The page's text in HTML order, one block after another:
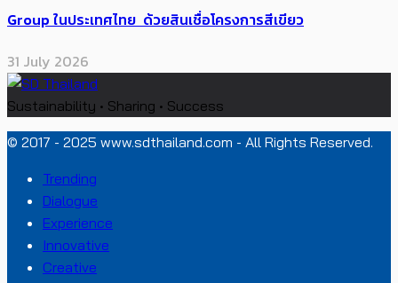
Group ในประเทศไทย ด้วยสินเชื่อโครงการสีเขียว
31 July 2026
Sustainability • Sharing • Success
© 2017 - 2025 www.sdthailand.com - All Rights Reserved.
Trending
Dialogue
Experience
Innovative
Creative